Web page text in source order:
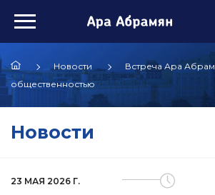
Новости
Встреча Ара
общественностью
Новости
23 МАЯ 2026 Г.